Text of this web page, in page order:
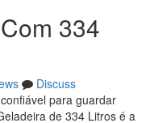
334
Discuss
para guardar
de 334 Litros é a